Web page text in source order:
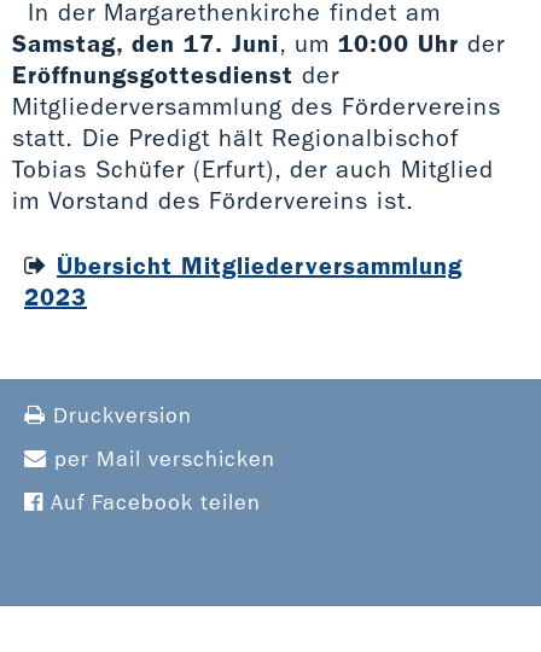
In der Margarethenkirche findet am
Samstag, den 17. Juni, um 10:00 Uhr der
Eröffnungsgottesdienst der
Mitgliederversammlung des Fördervereins
statt. Die Predigt hält Regionalbischof
Tobias Schüfer (Erfurt), der auch Mitglied
im Vorstand des Fördervereins ist.
Übersicht Mitgliederversammlung
2023
Druckversion
per Mail verschicken
Auf Facebook teilen